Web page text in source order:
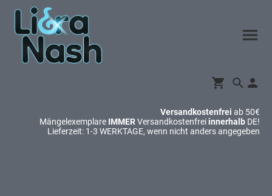
Versandkostenfrei ab 50€
Mängelexemplare IMMERVersandkostenfrei innerhalb DE!
Lieferzeit: 1-3 WERKTAGE, wenn nicht anders angegeben